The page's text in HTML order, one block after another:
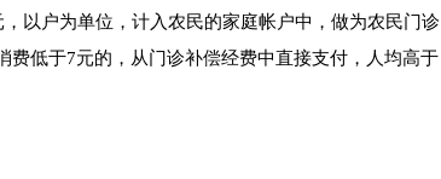
以户为单位，计入农民的家庭帐户中，做为农民门诊
费低于7元的，从门诊补偿经费中直接支付，人均高于